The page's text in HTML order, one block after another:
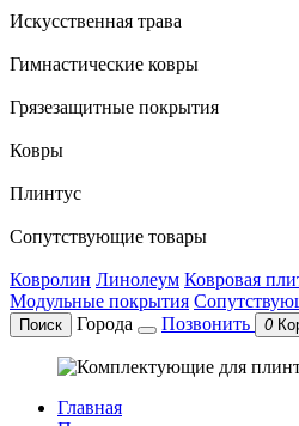
Искусственная трава
Гимнастические ковры
Грязезащитные покрытия
Ковры
Плинтус
Сопутствующие товары
Ковролин Линолеум Ковровая
Модульные покрытия
Поиск Города Позвонить 0
Главная